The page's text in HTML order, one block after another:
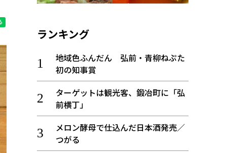
ランキング
地域色ふんだん 弘前・青柳ねぷた
初の知事賞
ターゲットは観光客、鍛冶町に「弘
前横丁」
メロン酵母で仕込んだ日本酒発売／
つがる